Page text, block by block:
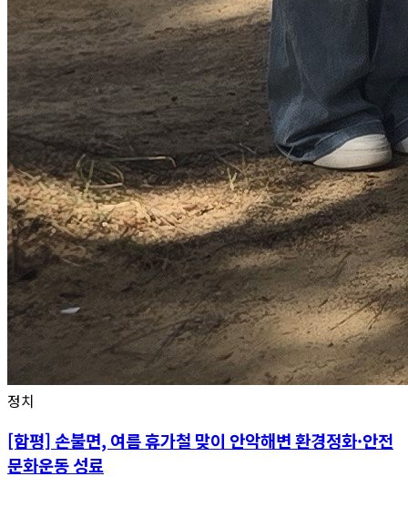
정치
[함평] 손불면, 여름 휴가철 맞이 안악해변 환경정화·안전
문화운동 성료